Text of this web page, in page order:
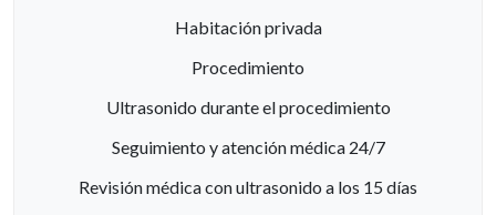
Habitación privada
Procedimiento
Ultrasonido durante el procedimiento
Seguimiento y atención médica 24/7
Revisión médica con ultrasonido a los 15 días